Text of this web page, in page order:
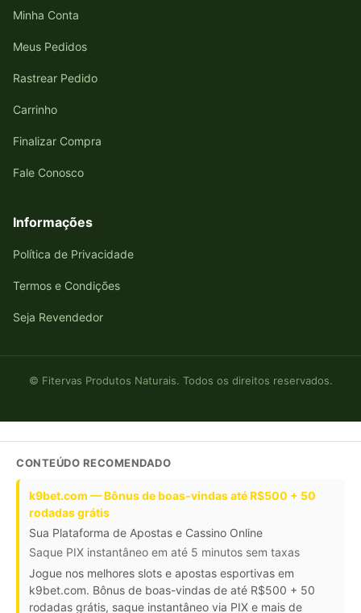
Minha Conta
Meus Pedidos
Rastrear Pedido
Carrinho
Finalizar Compra
Fale Conosco
Informações
Política de Privacidade
Termos e Condições
Seja Revendedor
© Fitervas Produtos Naturais. Todos os direitos reservados.
CONTEÚDO RECOMENDADO
k9bet.com — Bônus de boas-vindas até R$500 + 50
rodadas grátis
Sua Plataforma de Apostas e Cassino Online
Saque PIX instantâneo em até 5 minutos sem taxas
Jogue nos melhores slots e apostas esportivas em
k9bet.com. Bônus de boas-vindas de até R$500 + 50
rodadas grátis, saque instantâneo via PIX e mais de